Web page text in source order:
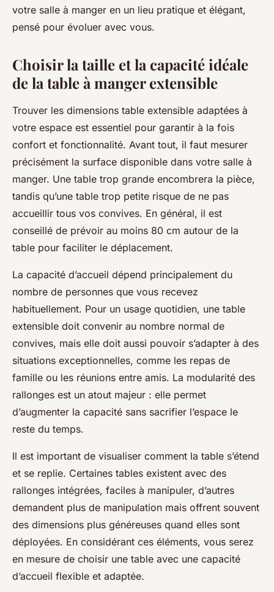
votre salle à manger en un lieu pratique et élégant,
pensé pour évoluer avec vous.
Choisir la taille et la capacité idéale
de la table à manger extensible
Trouver les dimensions table extensible adaptées à
votre espace est essentiel pour garantir à la fois
confort et fonctionnalité. Avant tout, il faut mesurer
précisément la surface disponible dans votre salle à
manger. Une table trop grande encombrera la pièce,
tandis qu’une table trop petite risque de ne pas
accueillir tous vos convives. En général, il est
conseillé de prévoir au moins 80 cm autour de la
table pour faciliter le déplacement.
La capacité d’accueil dépend principalement du
nombre de personnes que vous recevez
habituellement. Pour un usage quotidien, une table
extensible doit convenir au nombre normal de
convives, mais elle doit aussi pouvoir s’adapter à des
situations exceptionnelles, comme les repas de
famille ou les réunions entre amis. La modularité des
rallonges est un atout majeur : elle permet
d’augmenter la capacité sans sacrifier l’espace le
reste du temps.
Il est important de visualiser comment la table s’étend
et se replie. Certaines tables existent avec des
rallonges intégrées, faciles à manipuler, d’autres
demandent plus de manipulation mais offrent souvent
des dimensions plus généreuses quand elles sont
déployées. En considérant ces éléments, vous serez
en mesure de choisir une table avec une capacité
d’accueil flexible et adaptée.